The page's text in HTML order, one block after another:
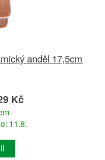
anděl 17,5cm
Kč
11.8.